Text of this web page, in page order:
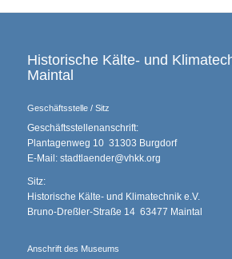
Historische Kälte- und
Maintal
Geschäftsstelle / Sitz
Geschäftsstellenanschrift:
Plantagenweg 10 31303 Burgdorf
E-Mail: stadtlaender@vhkk.org
Sitz:
Historische Kälte- und Klimatechnik e.V.
Bruno-Dreßler-Straße 14 63477 Maintal
Anschrift des Museums